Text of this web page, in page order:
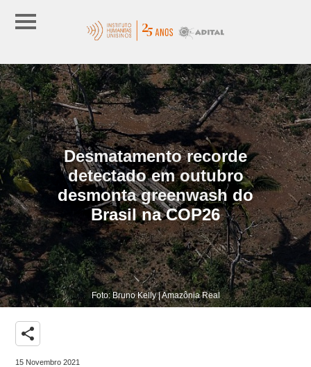
Desmatamento recorde
detectado em outubro
desmonta greenwash do
Brasil na COP26
Foto: Bruno Kelly | Amazônia Real
share
15 Novembro 2021